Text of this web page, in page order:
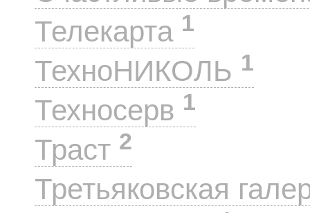
Телекарта 1
ТехноНИКОЛЬ 1
Техносерв 1
Траст 2
Третьяковская